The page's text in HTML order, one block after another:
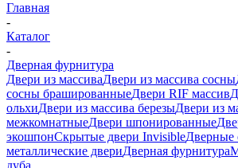
Главная
-
Каталог
-
Дверная фурнитура
Двери из массиваДвери из массива сосны
сосны брашированныеДвери RIF массив
ольхиДвери из массива березыДвери из
межкомнатныеДвери шпонированные
экошпонСкрытые двери InvisibleДверные
металлические двериДверная фурнитура
дуба